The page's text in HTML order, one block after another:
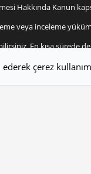
Hakkında Kanun
veya inceleme
En kısa sürede
çerez